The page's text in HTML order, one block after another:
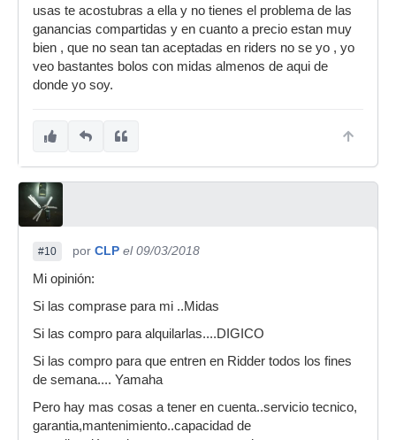
usas te acostubras a ella y no tienes el problema de las
ganancias compartidas y en cuanto a precio estan muy
bien , que no sean tan aceptadas en riders no se yo , yo
veo bastantes bolos con midas almenos de aqui de
donde yo soy.
#10 por CLP el 09/03/2018
Mi opinión:
Si las comprase para mi ..Midas
Si las compro para alquilarlas....DIGICO
Si las compro para que entren en Ridder todos los fines
de semana.... Yamaha
Pero hay mas cosas a tener en cuenta..servicio tecnico,
garantia,mantenimiento..capacidad de